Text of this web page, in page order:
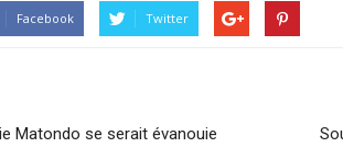
Facebook Twitter
Matondo se serait évanouie